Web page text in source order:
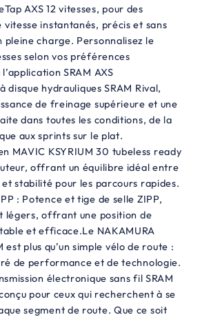
AXS 12 vitesses, pour des
vitesse instantanés, précis et sans
charge. Personnalisez le
selon vos préférences
SRAM AXS
disque hydrauliques SRAM Rival,
de freinage supérieure et une
dans toutes les conditions, de la
aux sprints sur le plat.
MAVIC KSYRIUM 30 tubeless ready
offrant un équilibre idéal entre
stabilité pour les parcours rapides.
: Potence et tige de selle ZIPP,
légers, offrant une position de
et efficace.Le NAKAMURA
est plus qu’un simple vélo de route :
de performance et de technologie.
électronique sans fil SRAM
pour ceux qui recherchent à se
segment de route. Que ce soit